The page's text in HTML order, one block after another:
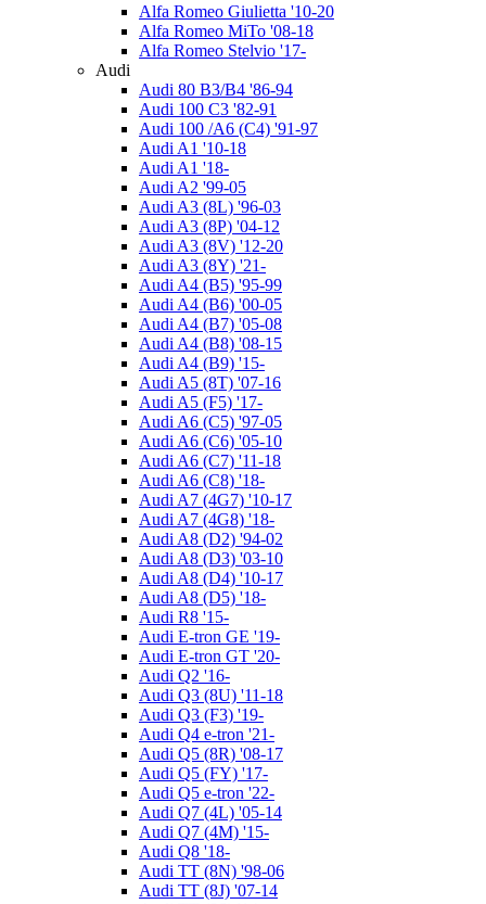
Alfa Romeo Giulietta '10-20
Alfa Romeo MiTo '08-18
Alfa Romeo Stelvio '17-
Audi
Audi 80 B3/B4 '86-94
Audi 100 C3 '82-91
Audi 100 /A6 (C4) '91-97
Audi A1 '10-18
Audi A1 '18-
Audi A2 '99-05
Audi A3 (8L) '96-03
Audi A3 (8P) '04-12
Audi A3 (8V) '12-20
Audi A3 (8Y) '21-
Audi A4 (B5) '95-99
Audi A4 (B6) '00-05
Audi A4 (B7) '05-08
Audi A4 (B8) '08-15
Audi A4 (B9) '15-
Audi A5 (8Т) '07-16
Audi A5 (F5) '17-
Audi A6 (C5) '97-05
Audi A6 (C6) '05-10
Audi A6 (C7) '11-18
Audi A6 (C8) '18-
Audi A7 (4G7) '10-17
Audi A7 (4G8) '18-
Audi A8 (D2) '94-02
Audi A8 (D3) '03-10
Audi A8 (D4) '10-17
Audi A8 (D5) '18-
Audi R8 '15-
Audi E-tron GE '19-
Audi E-tron GT '20-
Audi Q2 '16-
Audi Q3 (8U) '11-18
Audi Q3 (F3) '19-
Audi Q4 e-tron '21-
Audi Q5 (8R) '08-17
Audi Q5 (FY) '17-
Audi Q5 e-tron '22-
Audi Q7 (4L) '05-14
Audi Q7 (4M) '15-
Audi Q8 '18-
Audi TT (8N) '98-06
Audi TT (8J) '07-14